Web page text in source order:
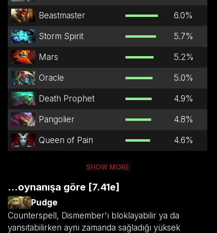
Beastmaster 6.0%
Storm Spirit 5.7%
Mars 5.2%
Oracle 5.0%
Death Prophet 4.9%
Pangolier 4.8%
Queen of Pain 4.6%
SHOW MORE
...oynanışa göre [7.41e]
Pudge
Counterspell, Dismember'ı bloklayabilir ya da
yansıtabilirken aynı zamanda sağladığı yüksek